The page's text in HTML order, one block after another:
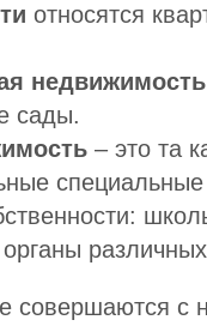
относятся
недвижимость
сады.
– это та
совершаются с